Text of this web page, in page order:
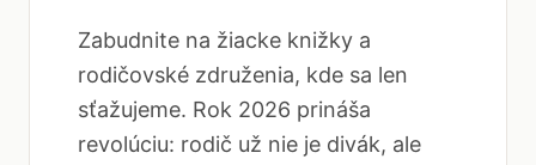
Zabudnite na žiacke knižky a
rodičovské združenia, kde sa len
sťažujeme. Rok 2026 prináša
revolúciu: rodič už nie je divák, ale